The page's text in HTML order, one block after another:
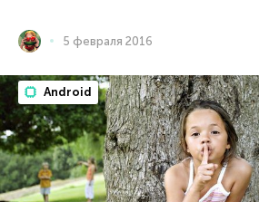
5 февраля 2016
Android